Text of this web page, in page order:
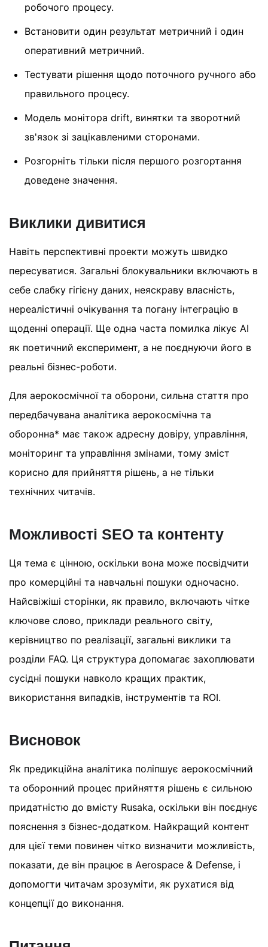
робочого процесу.
Встановити один результат метричний і один
оперативний метричний.
Тестувати рішення щодо поточного ручного або
правильного процесу.
Модель монітора drift, винятки та зворотний
зв'язок зі зацікавленими сторонами.
Розгорніть тільки після першого розгортання
доведене значення.
Виклики дивитися
Навіть перспективні проекти можуть швидко
пересуватися. Загальні блокувальники включають в
себе слабку гігієну даних, неяскраву власність,
нереалістичні очікування та погану інтеграцію в
щоденні операції. Ще одна часта помилка лікує AI
як поетичний експеримент, а не поєднуючи його в
реальні бізнес-роботи.
Для аерокосмічної та оборони, сильна стаття про
передбачувана аналітика аерокосмічна та
оборонна* має також адресну довіру, управління,
моніторинг та управління змінами, тому зміст
корисно для прийняття рішень, а не тільки
технічних читачів.
Можливості SEO та контенту
Ця тема є цінною, оскільки вона може посвідчити
про комерційні та навчальні пошуки одночасно.
Найсвіжіші сторінки, як правило, включають чітке
ключове слово, приклади реального світу,
керівництво по реалізації, загальні виклики та
розділи FAQ. Ця структура допомагає захоплювати
сусідні пошуки навколо кращих практик,
використання випадків, інструментів та ROI.
Висновок
Як предикційна аналітика поліпшує аерокосмічний
та оборонний процес прийняття рішень є сильною
придатністю до вмісту Rusaka, оскільки він поєднує
пояснення з бізнес-додатком. Найкращий контент
для цієї теми повинен чітко визначити можливість,
показати, де він працює в Aerospace & Defense, і
допомогти читачам зрозуміти, як рухатися від
концепції до виконання.